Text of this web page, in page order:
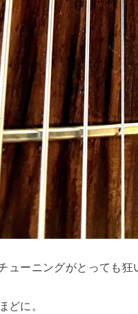
ューニングがとっても狂
に。